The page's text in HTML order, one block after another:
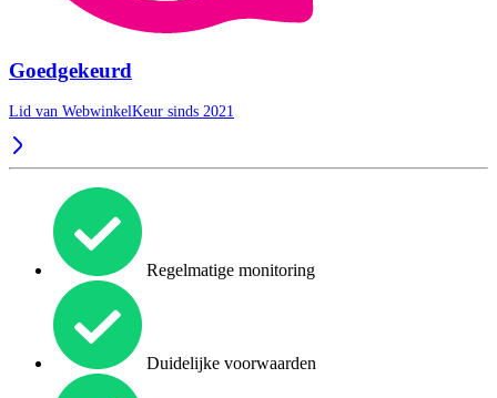
Goedgekeurd
Lid van WebwinkelKeur sinds 2021
Regelmatige monitoring
Duidelijke voorwaarden